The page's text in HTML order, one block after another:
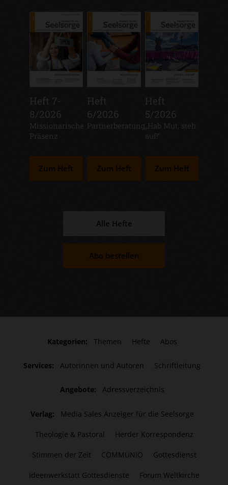
Heft 7-
8/2026
:
Missionarische
Präsenz
Zum Heft
Heft
6/2026
:
Partnerberatung
Zum Heft
Heft
5/2026
:
„Hab Mut, steh
auf!“
Zum Heft
Alle Hefte
Abo bestellen
Kategorien: Themen Hefte Abos
Services: Autorinnen und Autoren Schriftleitung
Angebote: Adressverzeichnis
Verlag: Media Sales Anzeiger für die Seelsorge
Theologie & Pastoral Herder Korrespondenz
Stimmen der Zeit COMMUNIO Gottesdienst
Ideenwerkstatt Gottesdienste Forum Weltkirche